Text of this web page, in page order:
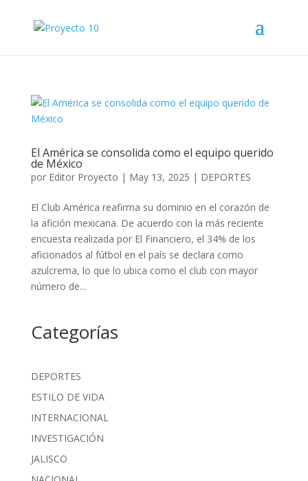
El América se consolida como el equipo querido
de México
por Editor Proyecto | May 13, 2025 | DEPORTES
El Club América reafirma su dominio en el corazón de
la afición mexicana. De acuerdo con la más reciente
encuesta realizada por El Financiero, el 34% de los
aficionados al fútbol en el país se declara como
azulcrema, lo que lo ubica como el club con mayor
número de...
Categorías
DEPORTES
ESTILO DE VIDA
INTERNACIONAL
INVESTIGACIÓN
JALISCO